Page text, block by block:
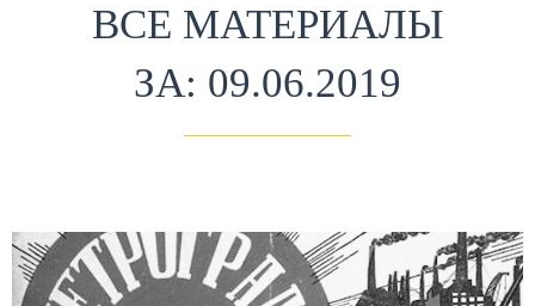
ВСЕ МАТЕРИАЛЫ
ЗА: 09.06.2019